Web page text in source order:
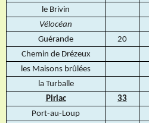
le Brivin
Vélocéan
Guérande
20
Chemin de Drézeux
les Maisons brûlées
la Turballe
Piriac
33
Port-au-Loup